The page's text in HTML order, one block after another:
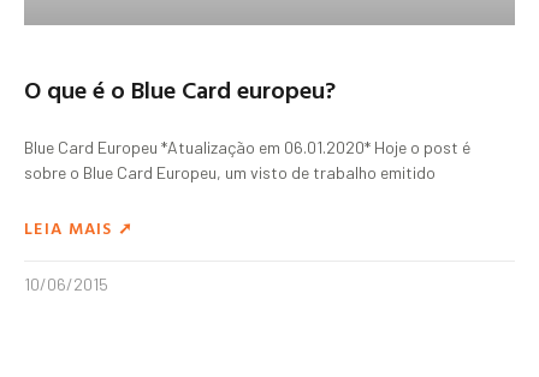
O que é o Blue Card europeu?
Blue Card Europeu *Atualização em 06.01.2020* Hoje o post é
sobre o Blue Card Europeu, um visto de trabalho emitido
LEIA MAIS ➚
10/06/2015